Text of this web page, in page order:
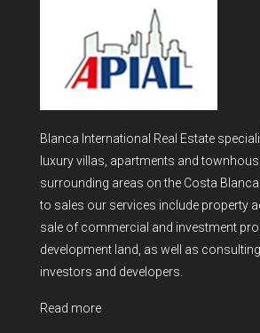
Blanca International Real Estate
luxury villas, apartments and
surrounding areas on the Costa
to sales our services include property
sale of commercial and investment
development land, as well as
investors and developers.
Read more